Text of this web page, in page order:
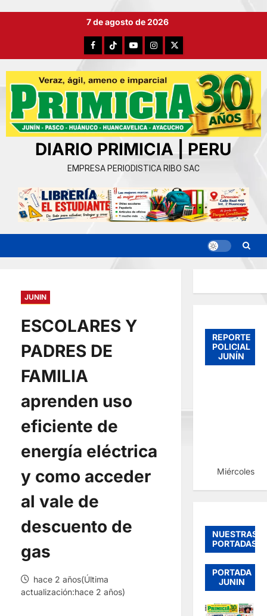
7 de agosto de 2026
FacebookTikTokYouTubeInstagram
X
DIARIO PRIMICIA | PERU
EMPRESA PERIODISTICA RIBO SAC
JUNIN
ESCOLARES Y
PADRES DE
FAMILIA
aprenden uso
eficiente de
energía eléctrica
y como acceder
al vale de
descuento de
gas
hace 2 años(Última
actualización:hace 2 años)
REPORTE
POLICIAL
JUNÍN
Miércoles,
NUESTRAS
PORTADAS
PORTADA
JUNIN